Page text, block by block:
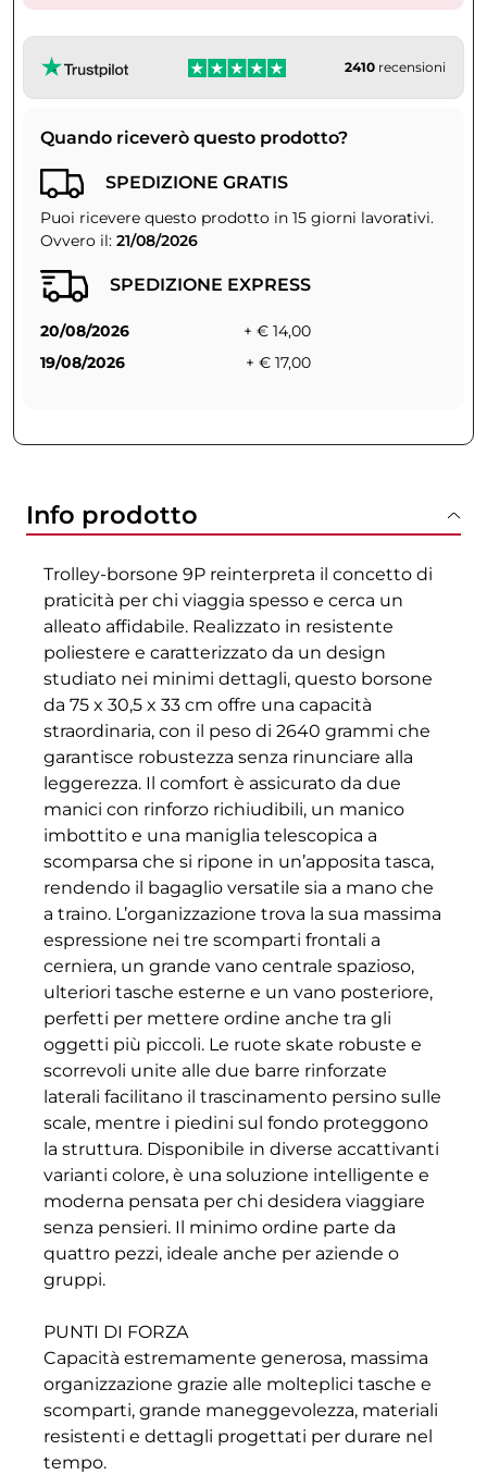
2410 recensioni
Quando riceverò questo prodotto?
SPEDIZIONE GRATIS
Puoi ricevere questo prodotto in 15 giorni lavorativi.
Ovvero il: 21/08/2026
SPEDIZIONE EXPRESS
20/08/2026
+ € 14,00
19/08/2026
+ € 17,00
Info prodotto
Trolley-borsone 9P reinterpreta il concetto di
praticità per chi viaggia spesso e cerca un
alleato affidabile. Realizzato in resistente
poliestere e caratterizzato da un design
studiato nei minimi dettagli, questo borsone
da 75 x 30,5 x 33 cm offre una capacità
straordinaria, con il peso di 2640 grammi che
garantisce robustezza senza rinunciare alla
leggerezza. Il comfort è assicurato da due
manici con rinforzo richiudibili, un manico
imbottito e una maniglia telescopica a
scomparsa che si ripone in un’apposita tasca,
rendendo il bagaglio versatile sia a mano che
a traino. L’organizzazione trova la sua massima
espressione nei tre scomparti frontali a
cerniera, un grande vano centrale spazioso,
ulteriori tasche esterne e un vano posteriore,
perfetti per mettere ordine anche tra gli
oggetti più piccoli. Le ruote skate robuste e
scorrevoli unite alle due barre rinforzate
laterali facilitano il trascinamento persino sulle
scale, mentre i piedini sul fondo proteggono
la struttura. Disponibile in diverse accattivanti
varianti colore, è una soluzione intelligente e
moderna pensata per chi desidera viaggiare
senza pensieri. Il minimo ordine parte da
quattro pezzi, ideale anche per aziende o
gruppi.
PUNTI DI FORZA
Capacità estremamente generosa, massima
organizzazione grazie alle molteplici tasche e
scomparti, grande maneggevolezza, materiali
resistenti e dettagli progettati per durare nel
tempo.